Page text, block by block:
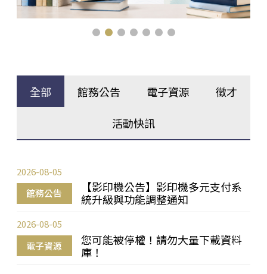
全部 館務公告 電子資源 徵才
活動快訊
館務公告
【影印機公告】影印機多元支付系
統升級與功能調整通知
2026-08-05
電子資源
您可能被停權！請勿大量下載資料
庫！
2026-08-05